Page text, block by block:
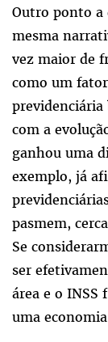
Outro ponto a
mesma
vez maior de
como um
previdenciária
com a
ganhou uma
exemplo, já
pasmem,
Se
ser
área e o INSS
uma